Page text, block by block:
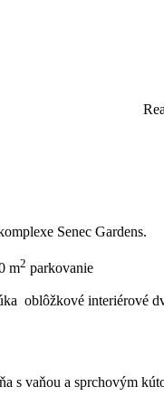
Senec Gardens.
m2 parkovanie
oblôžkové
vaňou a sprchovým